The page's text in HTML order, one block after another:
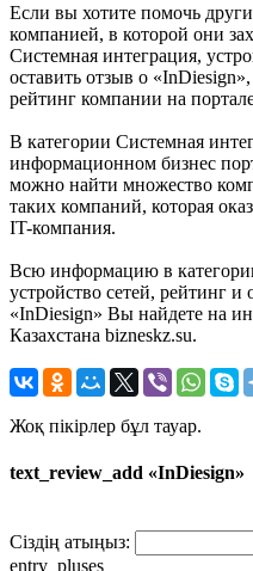
Если вы хотите помочь
компанией, в которой они
Системная интеграция,
оставить отзыв о
рейтинг компании на
В категории Системная
информационном бизнес
можно найти множество
таких компаний, которая
IT-компания.
Всю информацию в
устройство сетей, рейтинг
«InDiesign» Вы найдете на
Казахстана bizneskz.su.
Жоқ пікірлер бұл тауар.
text_review_add «InDiesign»
Сіздің атыңыз:
entry_pluses